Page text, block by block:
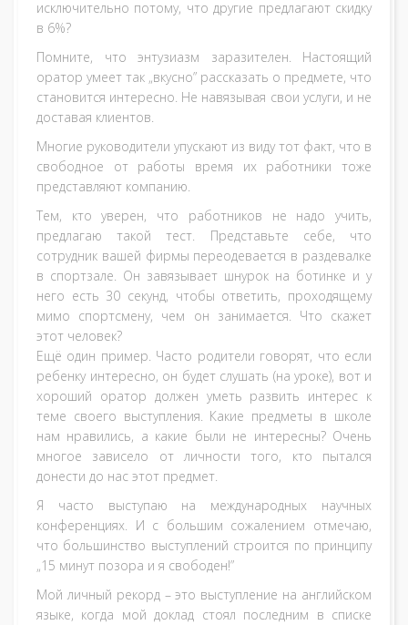
исключительно потому, что другие предлагают скидку
в 6%?
Помните, что энтузиазм заразителен. Настоящий
оратор умеет так „вкусно” рассказать о предмете, что
становится интересно. Не навязывая свои услуги, и не
доставая клиентов.
Многие руководители упускают из виду тот факт, что в
свободное от работы время их работники тоже
представляют компанию.
Тем, кто уверен, что работников не надо учить,
предлагаю такой тест. Представьте себе, что
сотрудник вашей фирмы переодевается в раздевалке
в спортзале. Он завязывает шнурок на ботинке и у
него есть 30 секунд, чтобы ответить, проходящему
мимо спортсмену, чем он занимается. Что скажет
этот человек?
Ещё один пример. Часто родители говорят, что если
ребенку интересно, он будет слушать (на уроке), вот и
хороший оратор должен уметь развить интерес к
теме своего выступления. Какие предметы в школе
нам нравились, а какие были не интересны? Очень
многое зависело от личности того, кто пытался
донести до нас этот предмет.
Я часто выступаю на международных научных
конференциях. И с большим сожалением отмечаю,
что большинство выступлений строится по принципу
„15 минут позора и я свободен!”
Мой личный рекорд – это выступление на английском
языке, когда мой доклад стоял последним в списке